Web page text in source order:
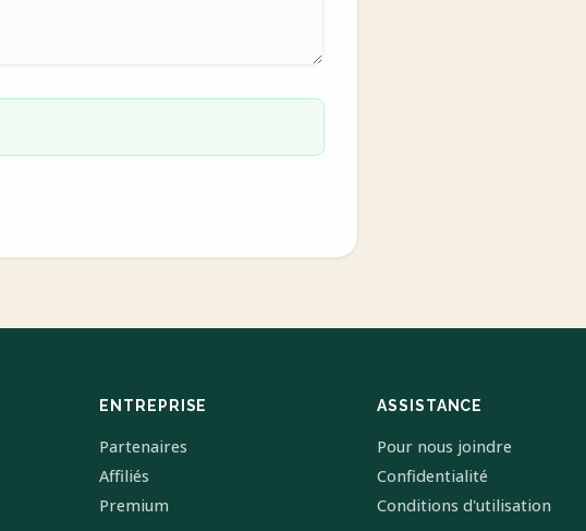
ENTREPRISE
Partenaires
Affiliés
Premium
ASSISTANCE
Pour nous joindre
Confidentialité
Conditions d'utilisation